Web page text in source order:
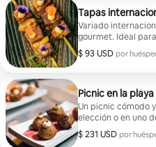
Tapas
Variado
gourmet. Ideal
$ 93 USD por
$ 93 USD por huésped
Picnic en la playa
Un picnic cómodo
elección o en uno
$ 231 USD por
$ 231 USD por